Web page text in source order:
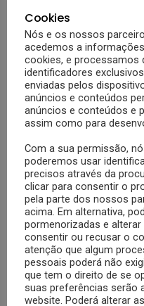
33 Partilhas 953
Jovens e redes
filhos um uso
No Bebé a Bordo sabemos que
no quotidiano diz respeito ao
pré-adolescentes e
de pequenos, os nossos filhos
MAIS
5 anos atrás
Cookies
Nós e os nossos
acedemos a
cookies, e processamos
identificadores
enviadas pelos
anúncios e conteúdos
anúncios e conteúdos e
assim como para
Com a sua permissão,
poderemos usar
precisos através da
clicar para consentir o
pela parte dos nossos
acima. Em alternativa,
pormenorizadas e
consentir ou recusar o
atenção que algum
pessoais poderá não
que tem o direito de se
suas preferências serão
website. Poderá alterar